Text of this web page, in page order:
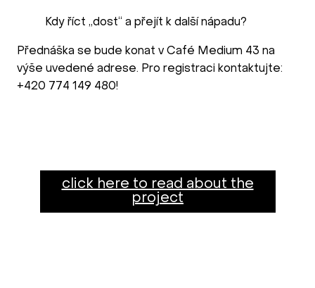
Kdy říct „dost“ a přejít k další nápadu?
Přednáška se bude konat v Café Medium 43 na
výše uvedené adrese. Pro registraci kontaktujte:
+420 774 149 480!
click here to read about the
project